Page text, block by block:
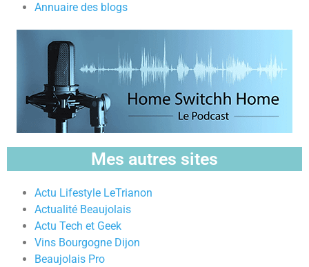
Annuaire des blogs
Mes autres sites
Actu Lifestyle LeTrianon
Actualité Beaujolais
Actu Tech et Geek
Vins Bourgogne Dijon
Beaujolais Pro